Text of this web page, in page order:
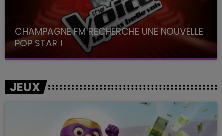
CHAMPAGNE FM RECHERCHE UNE NOUVELLE
POP STAR !
Toute la journée sur Champagne FM
JEUX